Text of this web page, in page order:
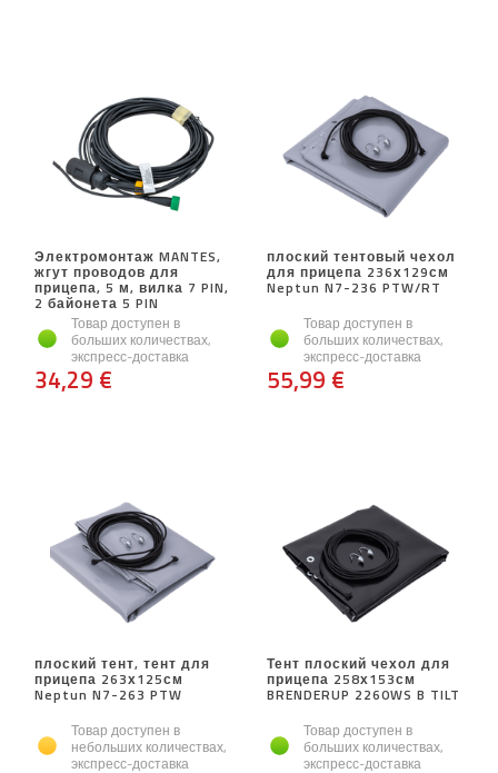
Электромонтаж MANTES,
жгут проводов для
прицепа, 5 м, вилка 7 PIN,
2 байонета 5 PIN
Товар доступен в
больших количествах,
экспресс-доставка
34,29 €
плоский тентовый чехол
для прицепа 236х129см
Neptun N7-236 PTW/RT
Товар доступен в
больших количествах,
экспресс-доставка
55,99 €
плоский тент, тент для
прицепа 263х125см
Neptun N7-263 PTW
Товар доступен в
небольших количествах,
экспресс-доставка
Тент плоский чехол для
прицепа 258х153см
BRENDERUP 2260WS B TILT
Товар доступен в
больших количествах,
экспресс-доставка